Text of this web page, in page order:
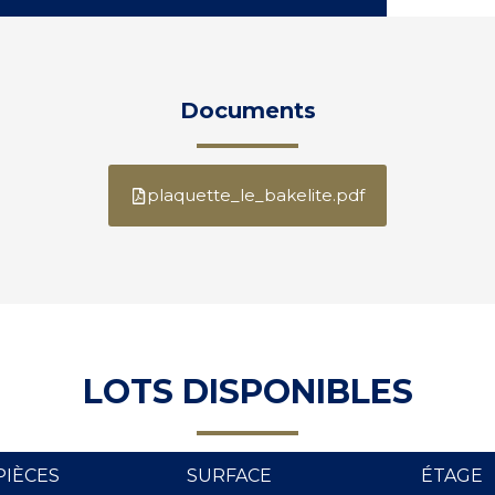
Documents
plaquette_le_bakelite.pdf
LOTS DISPONIBLES
SURFACE ÉTAGE